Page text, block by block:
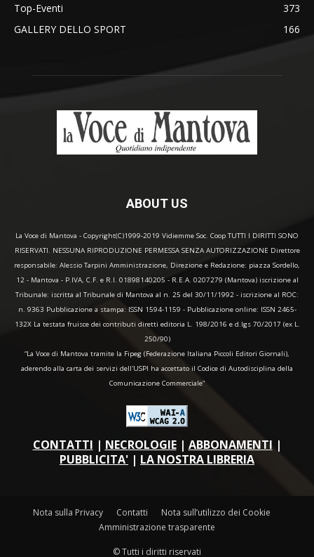
Top-Eventi
373
GALLERY DELLO SPORT
166
ABOUT US
La Voce di Mantova - Copyright(C)1999-2019 Vidiemme Soc. Coop TUTTI I DIRITTI SONO
RISERVATI. NESSUNA RIPRODUZIONE PERMESSA SENZA AUTORIZZAZIONE Direttore
responsabile: Alessio Tarpini Amministrazione, Direzione e Redazione: piazza Sordello,
12 - Mantova - P.IVA, C.F. e R.I. 01898140205 - R.E.A. 0207279 (Mantova) iscrizione al
Tribunale: iscritta al Tribunale di Mantova al n. 25 del 30/11/1992 - iscrizione al ROC:
n. 9363 Pubblicazione a stampa: ISSN 1594-1159 - Pubblicazione online: ISSN 2465-
132X La testata fruisce dei contributi diretti editoria L. 198/2016 e d.lgs 70/2017 (ex L.
250/90)
“La Voce di Mantova tramite la Fipeg (Federazione Italiana Piccoli Editori Giornali),
aderendo alla carta dei servizi dell'USPI ha accettato il Codice di Autodisciplina della
Comunicazione Commerciale"
CONTATTI | NECROLOGIE| ABBONAMENTI |
PUBBLICITA' | LA NOSTRA LIBRERIA
Nota sulla Privacy Contatti
Nota sull’utilizzo dei Cookie
Amministrazione trasparente
© Tutti i diritti riservati